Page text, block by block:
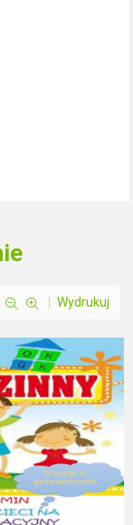
Wydrukuj